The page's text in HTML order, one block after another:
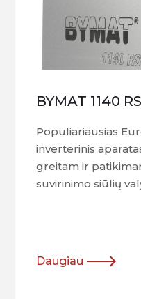
BYMAT 1140 RS
Populiariausias
inverterinis
greitam ir
suvirinimo siūlių
Daugiau